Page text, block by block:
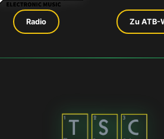
Radio Zu ATB-